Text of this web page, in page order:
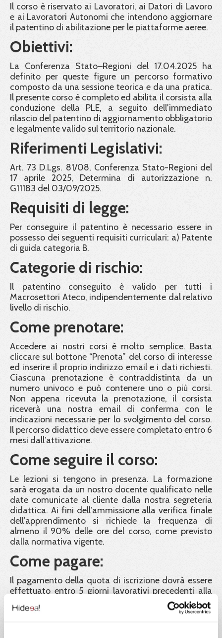
Il corso è riservato ai Lavoratori, ai Datori di Lavoro
e ai Lavoratori Autonomi che intendono aggiornare
il patentino di abilitazione per le piattaforme aeree.
Obiettivi:
La Conferenza Stato–Regioni del 17.04.2025 ha
definito per queste figure un percorso formativo
composto da una sessione teorica e da una pratica.
Il presente corso è completo ed abilita il corsista alla
conduzione della PLE, a seguito dell'immediato
rilascio del patentino di aggiornamento obbligatorio
e legalmente valido sul territorio nazionale.
Riferimenti Legislativi:
Art. 73 D.Lgs. 81/08, Conferenza Stato-Regioni del
17 aprile 2025, Determina di autorizzazione n.
G11183 del 03/09/2025.
Requisiti di legge:
Per conseguire il patentino è necessario essere in
possesso dei seguenti requisiti curriculari: a) Patente
di guida categoria B.
Categorie di rischio:
Il patentino conseguito è valido per tutti i
Macrosettori Ateco, indipendentemente dal relativo
livello di rischio.
Come prenotare:
Accedere ai nostri corsi è molto semplice. Basta
cliccare sul bottone “Prenota” del corso di interesse
ed inserire il proprio indirizzo email e i dati richiesti.
Ciascuna prenotazione è contraddistinta da un
numero univoco e può contenere uno o più corsi.
Non appena ricevuta la prenotazione, il corsista
riceverà una nostra email di conferma con le
indicazioni necessarie per lo svolgimento del corso.
Il percorso didattico deve essere completato entro 6
mesi dall’attivazione.
Come seguire il corso:
Le lezioni si tengono in presenza. La formazione
sarà erogata da un nostro docente qualificato nelle
date comunicate al cliente dalla nostra segreteria
didattica. Ai fini dell’ammissione alla verifica finale
dell’apprendimento si richiede la frequenza di
almeno il 90% delle ore del corso, come previsto
dalla normativa vigente.
Come pagare:
Il pagamento della quota di iscrizione dovrà essere
effettuato entro 5 giorni lavorativi precedenti alla
data di inizio del corso. Le iscrizioni saranno in ogni
caso confermate fino ad esaurimento posti, in
ordine cronologico di contabilizzazione dei